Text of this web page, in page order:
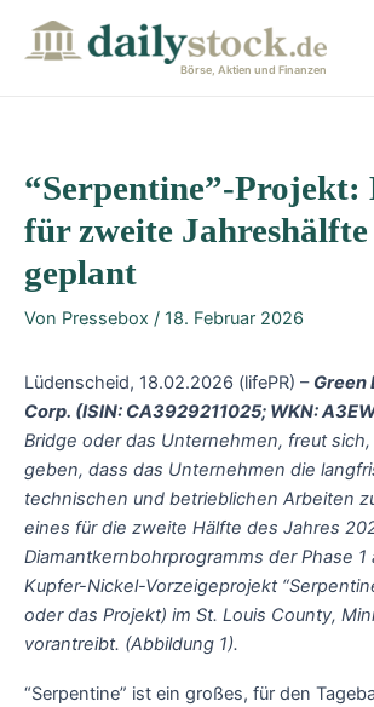
Börse, Aktien und Finanzen
“Serpentine”-
für zweite Jahreshälfte
geplant
Von Pressebox / 18. Februar 2026
Lüdenscheid, 18.02.2026 (lifePR) – Green
Corp. (ISIN: CA3929211025; WKN:
Bridge oder das Unternehmen, freut
geben, dass das Unternehmen die
technischen und betrieblichen Arbeiten
eines für die zweite Hälfte des Jahres
Diamantkernbohrprogramms der Phase 1
Kupfer-Nickel-Vorzeigeprojekt
oder das Projekt) im St. Louis County,
vorantreibt. (Abbildung 1).
“Serpentine” ist ein großes, für den